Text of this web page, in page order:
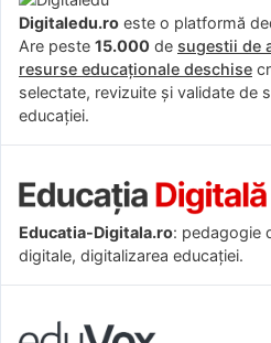
Digitaledu.ro este o platformă
Are peste 15.000 de sugestii de
resurse educaționale deschise
selectate, revizuite și validate de
educației.
Educatia-Digitala.ro: pedagogie
digitale, digitalizarea educației.